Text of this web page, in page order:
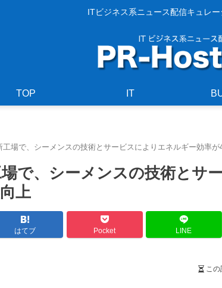
ITビジネス系ニュース配信キュレ
TOP IT
工場で、シーメンスの技術とサービスによりエネルギー効率が
で、シーメンスの技術とサ
上
はてブ Pocket LINE
こ